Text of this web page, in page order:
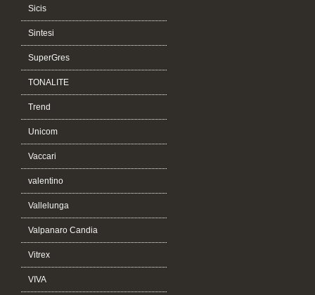
Sicis
Sintesi
SuperGres
TONALITE
Trend
Unicom
Vaccari
valentino
Vallelunga
Valpanaro Candia
Vitrex
VIVA